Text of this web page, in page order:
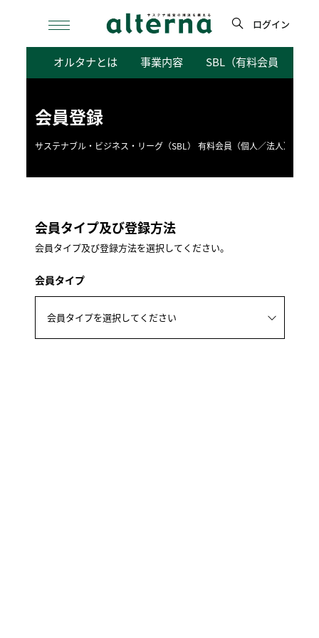
検
ログイン
オルタナとは 事業内容 SBL（有料会員向けサ
会員登録
サステナブル・ビジネス・リーグ（SBL） 有料会員（個人／法人）のメ
会員タイプ及び登録方法
会員タイプ及び登録方法を選択してください。
会員タイプ
会員タイプを選択してください